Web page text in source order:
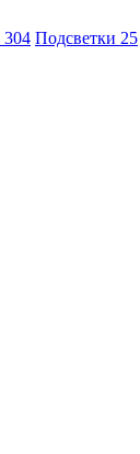
304 Подсветки 25